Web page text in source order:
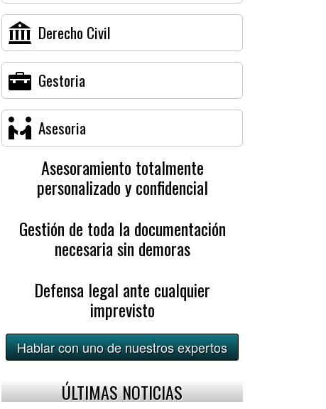
Derecho Civil
Gestoria
Asesoria
Asesoramiento totalmente
personalizado y confidencial
Gestión de toda la documentación
necesaria sin demoras
Defensa legal ante cualquier
imprevisto
Hablar con uno de nuestros expertos
ÚLTIMAS NOTICIAS